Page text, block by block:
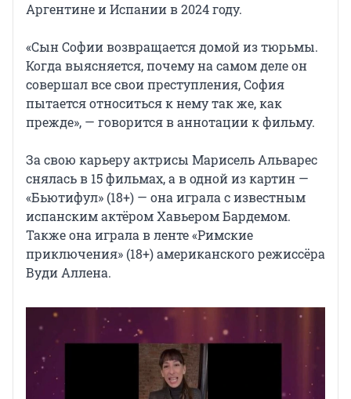
Аргентине и Испании в 2024 году.
«Сын Софии возвращается домой из тюрьмы.
Когда выясняется, почему на самом деле он
совершал все свои преступления, София
пытается относиться к нему так же, как
прежде», — говорится в аннотации к фильму.
За свою карьеру актрисы Марисель Альварес
снялась в 15 фильмах, а в одной из картин —
«Бьютифул» (18+) — она играла с известным
испанским актёром Хавьером Бардемом.
Также она играла в ленте «Римские
приключения» (18+) американского режиссёра
Вуди Аллена.